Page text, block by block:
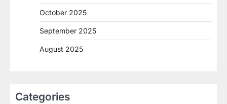
October 2025
September 2025
August 2025
Categories